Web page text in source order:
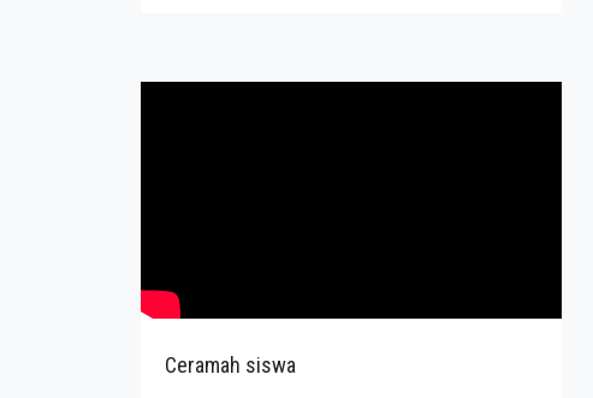
Ceramah siswa